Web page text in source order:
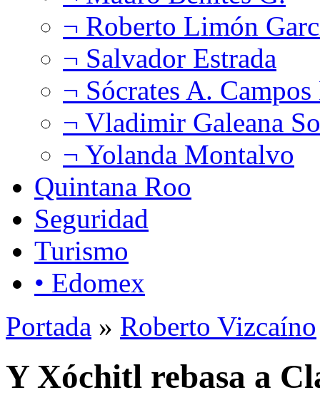
¬ Roberto Limón
¬ Salvador Estrada
¬ Sócrates A.
¬ Vladimir Galeana
¬ Yolanda Montalvo
Quintana Roo
Seguridad
Turismo
• Edomex
Portada » Roberto Vizcaíno
Y Xóchitl rebasa a